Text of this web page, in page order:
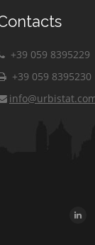
+39 059 8395229
+39 059 8395230